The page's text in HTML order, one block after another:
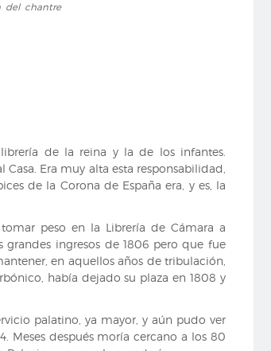
del chantre
de la reina y la de los infantes.
Era muy alta esta responsabilidad,
de la Corona de España era, y es, la
peso en la Librería de Cámara a
ingresos de 1806 pero que fue
en aquellos años de tribulación,
había dejado su plaza en 1808 y
palatino, ya mayor, y aún pudo ver
Meses después moría cercano a los 80